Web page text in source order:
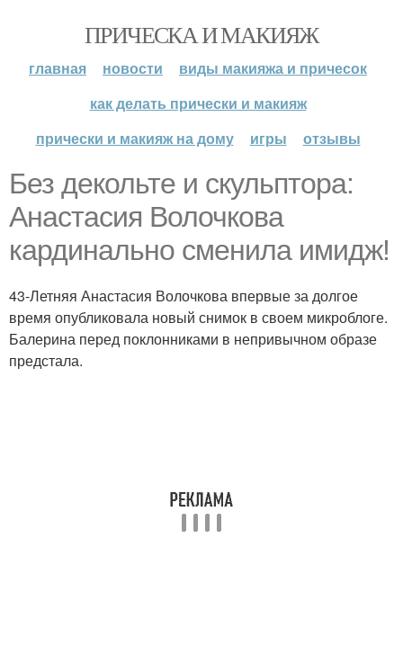
ПРИЧЕСКА И МАКИЯЖ
главная новости
виды макияжа и причесок
как делать прически и макияж
прически и макияж на дому
игры отзывы
Без декольте и скульптора:
Анастасия Волочкова
кардинально сменила имидж!
43-Летняя Анастасия Волочкова впервые за долгое
время опубликовала новый снимок в своем микроблоге.
Балерина перед поклонниками в непривычном образе
предстала.